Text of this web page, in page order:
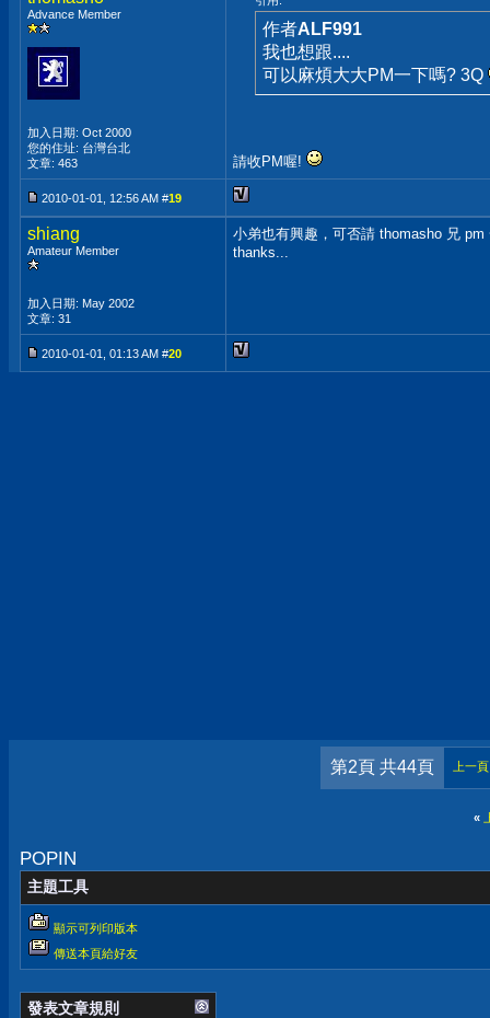
Advance Member
加入日期: Oct 2000
您的住址: 台灣台北
文章: 463
作者ALF991
我也想跟....
可以麻煩大大PM一下嗎? 3Q
請收PM喔!
2010-01-01, 12:56 AM #19
shiang
Amateur Member
加入日期: May 2002
文章: 31
小弟也有興趣，可否請 thomasho 兄 pm
thanks...
2010-01-01, 01:13 AM #20
第2頁 共44頁 上一頁
«
POPIN
主題工具
顯示可列印版本
傳送本頁給好友
發表文章規則